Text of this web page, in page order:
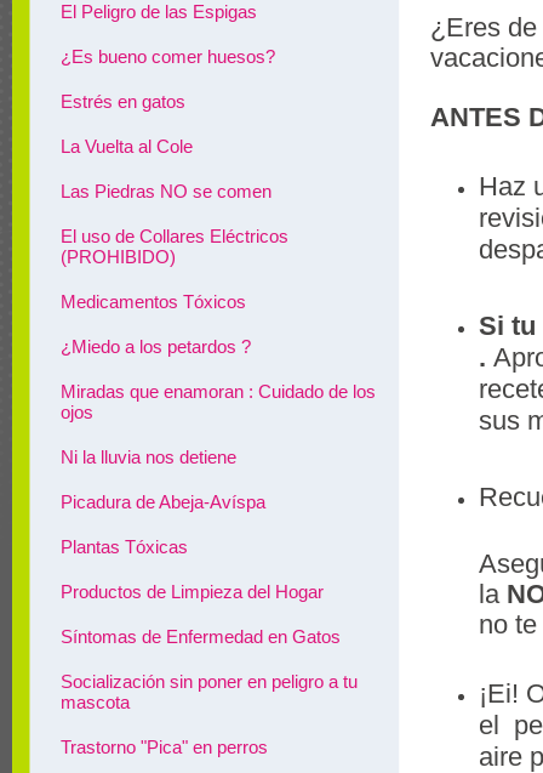
¿Eres
ANTES
Haz
Si tu
.
sus
la
no
¡Ei!
el
aire
El Peligro de las Espigas
¿Es bueno comer huesos?
Estrés en gatos
La Vuelta al Cole
Las Piedras NO se comen
El uso de Collares Eléctricos
(PROHIBIDO)
Medicamentos Tóxicos
¿Miedo a los petardos ?
Miradas que enamoran : Cuidado de los
ojos
Ni la lluvia nos detiene
Picadura de Abeja-Avíspa
Plantas Tóxicas
Productos de Limpieza del Hogar
Síntomas de Enfermedad en Gatos
Socialización sin poner en peligro a tu
mascota
Trastorno "Pica" en perros